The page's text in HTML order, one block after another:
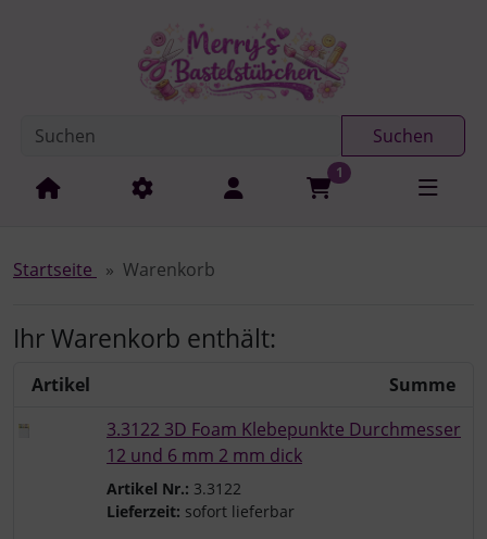
Springe zur Navigation
Suchen
1
Startseite Warenkorb
Ihr Warenkorb enthält:
Artikel
Summe
3.3122 3D Foam Klebepunkte Durchmesser
12 und 6 mm 2 mm dick
Artikel Nr.: 3.3122
Lieferzeit: sofort lieferbar